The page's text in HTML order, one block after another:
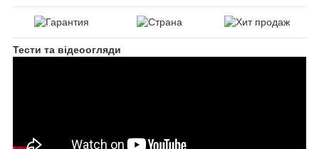
Тести та відеоогляди